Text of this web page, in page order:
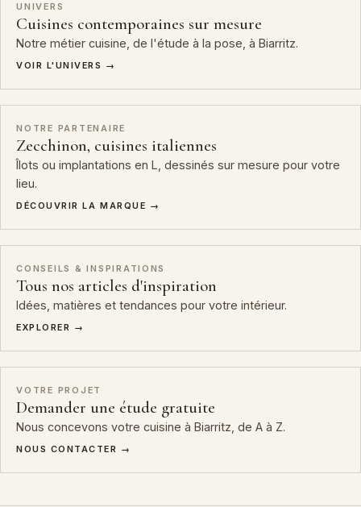
UNIVERS
Cuisines contemporaines sur mesure
Notre métier cuisine, de l'étude à la pose, à Biarritz.
VOIR L'UNIVERS →
NOTRE PARTENAIRE
Zecchinon, cuisines italiennes
Îlots ou implantations en L, dessinés sur mesure pour votre
lieu.
DÉCOUVRIR LA MARQUE →
CONSEILS & INSPIRATIONS
Tous nos articles d'inspiration
Idées, matières et tendances pour votre intérieur.
EXPLORER →
VOTRE PROJET
Demander une étude gratuite
Nous concevons votre cuisine à Biarritz, de A à Z.
NOUS CONTACTER →